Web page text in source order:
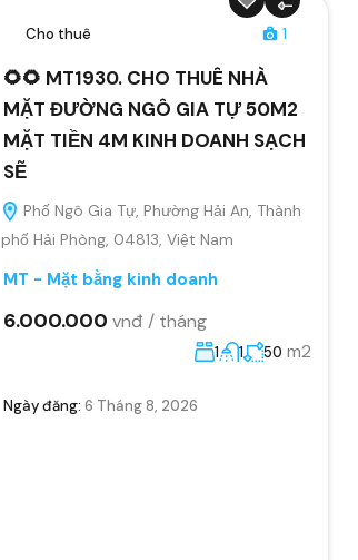
Cho thuê 1
🌻🌻 MT1930. CHO THUÊ NHÀ
MẶT ĐƯỜNG NGÔ GIA TỰ 50M2
MẶT TIỀN 4M KINH DOANH SẠCH
SẼ
Phố Ngô Gia Tự, Phường Hải An, Thành
phố Hải Phòng, 04813, Việt Nam
MT - Mặt bằng kinh doanh
6.000.000 vnđ / tháng
1 1 50 m2
Ngày đăng: 6 Tháng 8, 2026